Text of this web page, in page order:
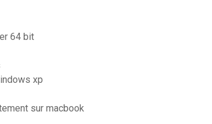
64 bit
xp
sur macbook